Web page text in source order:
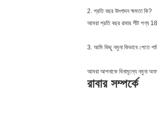
2. প্রতি বছর উৎপাদন ক্ষমতা কি?
আমরা প্রতি বছর রাবার শীট পণ্য
3. আমি কিছু নমুনা কিভাবে পেতে
আমরা আপনাকে বিনামূল্যে নমুনা
রাবার সম্পর্কে